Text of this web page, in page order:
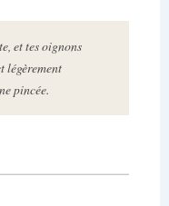
et tes oignons
légèrement
pincée.